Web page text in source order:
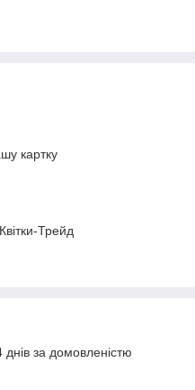
картку
Трейд
за домовленістю